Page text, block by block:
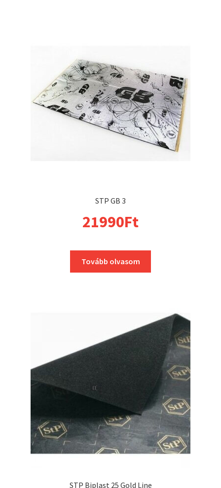
STP GB 3
21990Ft
Tovább olvasom
STP Biplast 25 Gold Line